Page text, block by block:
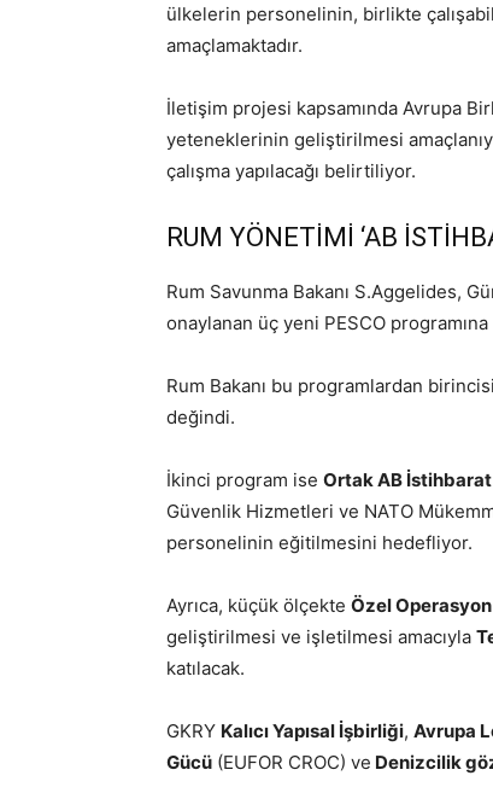
ülkelerin personelinin, birlikte
amaçlamaktadır.
İletişim projesi kapsamında Avrupa
yeteneklerinin geliştirilmesi
çalışma yapılacağı belirtiliyor.
RUM YÖNETİMİ ‘AB
Rum Savunma Bakanı S.Aggelides,
onaylanan üç yeni PESCO programına
Rum Bakanı bu programlardan
değindi.
İkinci program ise Ortak AB
Güvenlik Hizmetleri ve NATO
personelinin eğitilmesini hedefliyor.
Ayrıca, küçük ölçekte Özel
geliştirilmesi ve işletilmesi amacıyla
katılacak.
GKRY Kalıcı Yapısal İşbirliği, Avrupa
Gücü (EUFOR CROC) ve Denizcilik